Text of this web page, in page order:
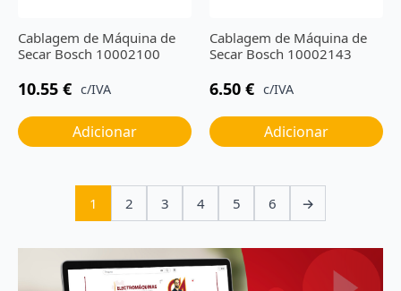
Cablagem de Máquina de
Secar Bosch 10002100
10.55 € c/IVA
Adicionar
Cablagem de Máquina de
Secar Bosch 10002143
6.50 € c/IVA
Adicionar
1 2 3 4 5 6 →